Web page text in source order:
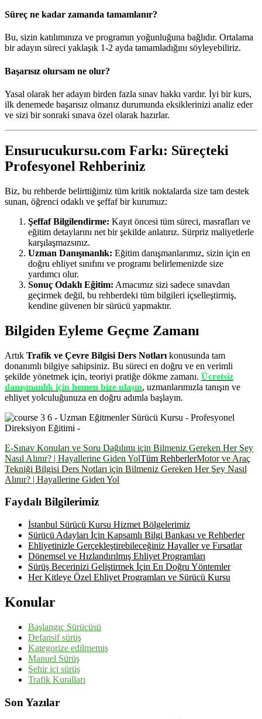
Süreç ne kadar zamanda tamamlanır?
Bu, sizin katılımınıza ve programın yoğunluğuna bağlıdır. Ortalama
bir adayın süreci yaklaşık 1-2 ayda tamamladığını söyleyebiliriz.
Başarısız olursam ne olur?
Yasal olarak her adayın birden fazla sınav hakkı vardır. İyi bir kurs,
ilk denemede başarısız olmanız durumunda eksiklerinizi analiz eder
ve sizi bir sonraki sınava özel olarak hazırlar.
Ensurucukursu.com Farkı: Süreçteki
Profesyonel Rehberiniz
Biz, bu rehberde belirttiğimiz tüm kritik noktalarda size tam destek
sunan, öğrenci odaklı ve şeffaf bir kurumuz:
Şeffaf Bilgilendirme: Kayıt öncesi tüm süreci, masrafları ve
eğitim detaylarını net bir şekilde anlatırız. Sürpriz maliyetlerle
karşılaşmazsınız.
Uzman Danışmanlık: Eğitim danışmanlarımız, sizin için en
doğru ehliyet sınıfını ve programı belirlemenizde size
yardımcı olur.
Sonuç Odaklı Eğitim: Amacımız sizi sadece sınavdan
geçirmek değil, bu rehberdeki tüm bilgileri içselleştirmiş,
kendine güvenen bir sürücü yapmaktır.
Bilgiden Eyleme Geçme Zamanı
Artık Trafik ve Çevre Bilgisi Ders Notları konusunda tam
donanımlı bilgiye sahipsiniz. Bu süreci en doğru ve en verimli
şekilde yönetmek için, teoriyi pratiğe dökme zamanı. Ücretsiz
danışmanlık için hemen bize ulaşın, uzmanlarımızla tanışın ve
ehliyet yolculuğunuza en doğru adımla başlayın.
E-Sınav Konuları ve Soru Dağılımı için Bilmeniz Gereken Her Şey
Nasıl Alınır? | Hayallerine Giden YolTüm RehberlerMotor ve Araç
Tekniği Bilgisi Ders Notları için Bilmeniz Gereken Her Şey Nasıl
Alınır? | Hayallerine Giden Yol
Faydalı Bilgilerimiz
İstanbul Sürücü Kursu Hizmet Bölgelerimiz
Sürücü Adayları İçin Kapsamlı Bilgi Bankası ve Rehberler
Ehliyetinizle Gerçekleştirebileceğiniz Hayaller ve Fırsatlar
Dönemsel ve Hızlandırılmış Ehliyet Programları
Sürüş Becerinizi Geliştirmek İçin En Doğru Yöntemler
Her Kitleye Özel Ehliyet Programları ve Sürücü Kursu
Konular
Başlangıç Sürücüsü
Defansif sürüş
Kategorize edilmemiş
Manuel Sürüş
Şehir içi sürüş
Trafik Kuralları
Son Yazılar